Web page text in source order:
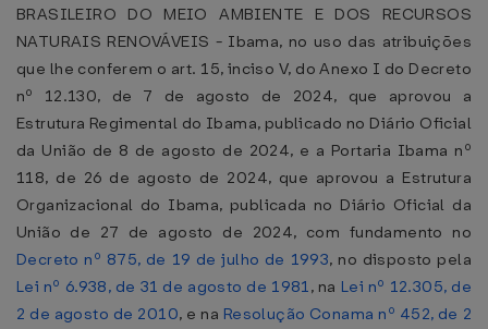
BRASILEIRO DO MEIO AMBIENTE E DOS RECURSOS
NATURAIS RENOVÁVEIS - Ibama, no uso das atribuições
que lhe conferem o art. 15, inciso V, do Anexo I do Decreto
nº 12.130, de 7 de agosto de 2024, que aprovou a
Estrutura Regimental do Ibama, publicado no Diário Oficial
da União de 8 de agosto de 2024, e a Portaria Ibama nº
118, de 26 de agosto de 2024, que aprovou a Estrutura
Organizacional do Ibama, publicada no Diário Oficial da
União de 27 de agosto de 2024, com fundamento no
Decreto nº 875, de 19 de julho de 1993, no disposto pela
Lei nº 6.938, de 31 de agosto de 1981, na Lei nº 12.305, de
2 de agosto de 2010, e na Resolução Conama nº 452, de 2